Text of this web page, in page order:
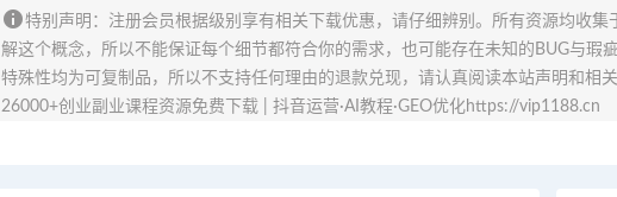
特别声明：注册会员根据级别享有相关下载优惠，请仔细辨别。所有资源均收
解这个概念，所以不能保证每个细节都符合你的需求，也可能存在未知的BUG与瑕
特殊性均为可复制品，所以不支持任何理由的退款兑现，请认真阅读本站声明和相
26000+创业副业课程资源免费下载 | 抖音运营·AI教程·GEO优化https://vip1188.cn